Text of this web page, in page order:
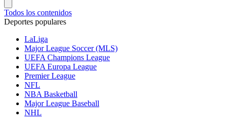
Todos los contenidos
Deportes populares
LaLiga
Major League Soccer (MLS)
UEFA Champions League
UEFA Europa League
Premier League
NFL
NBA Basketball
Major League Baseball
NHL